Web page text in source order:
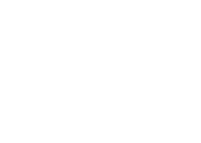
draagkracht
persoonlijke en